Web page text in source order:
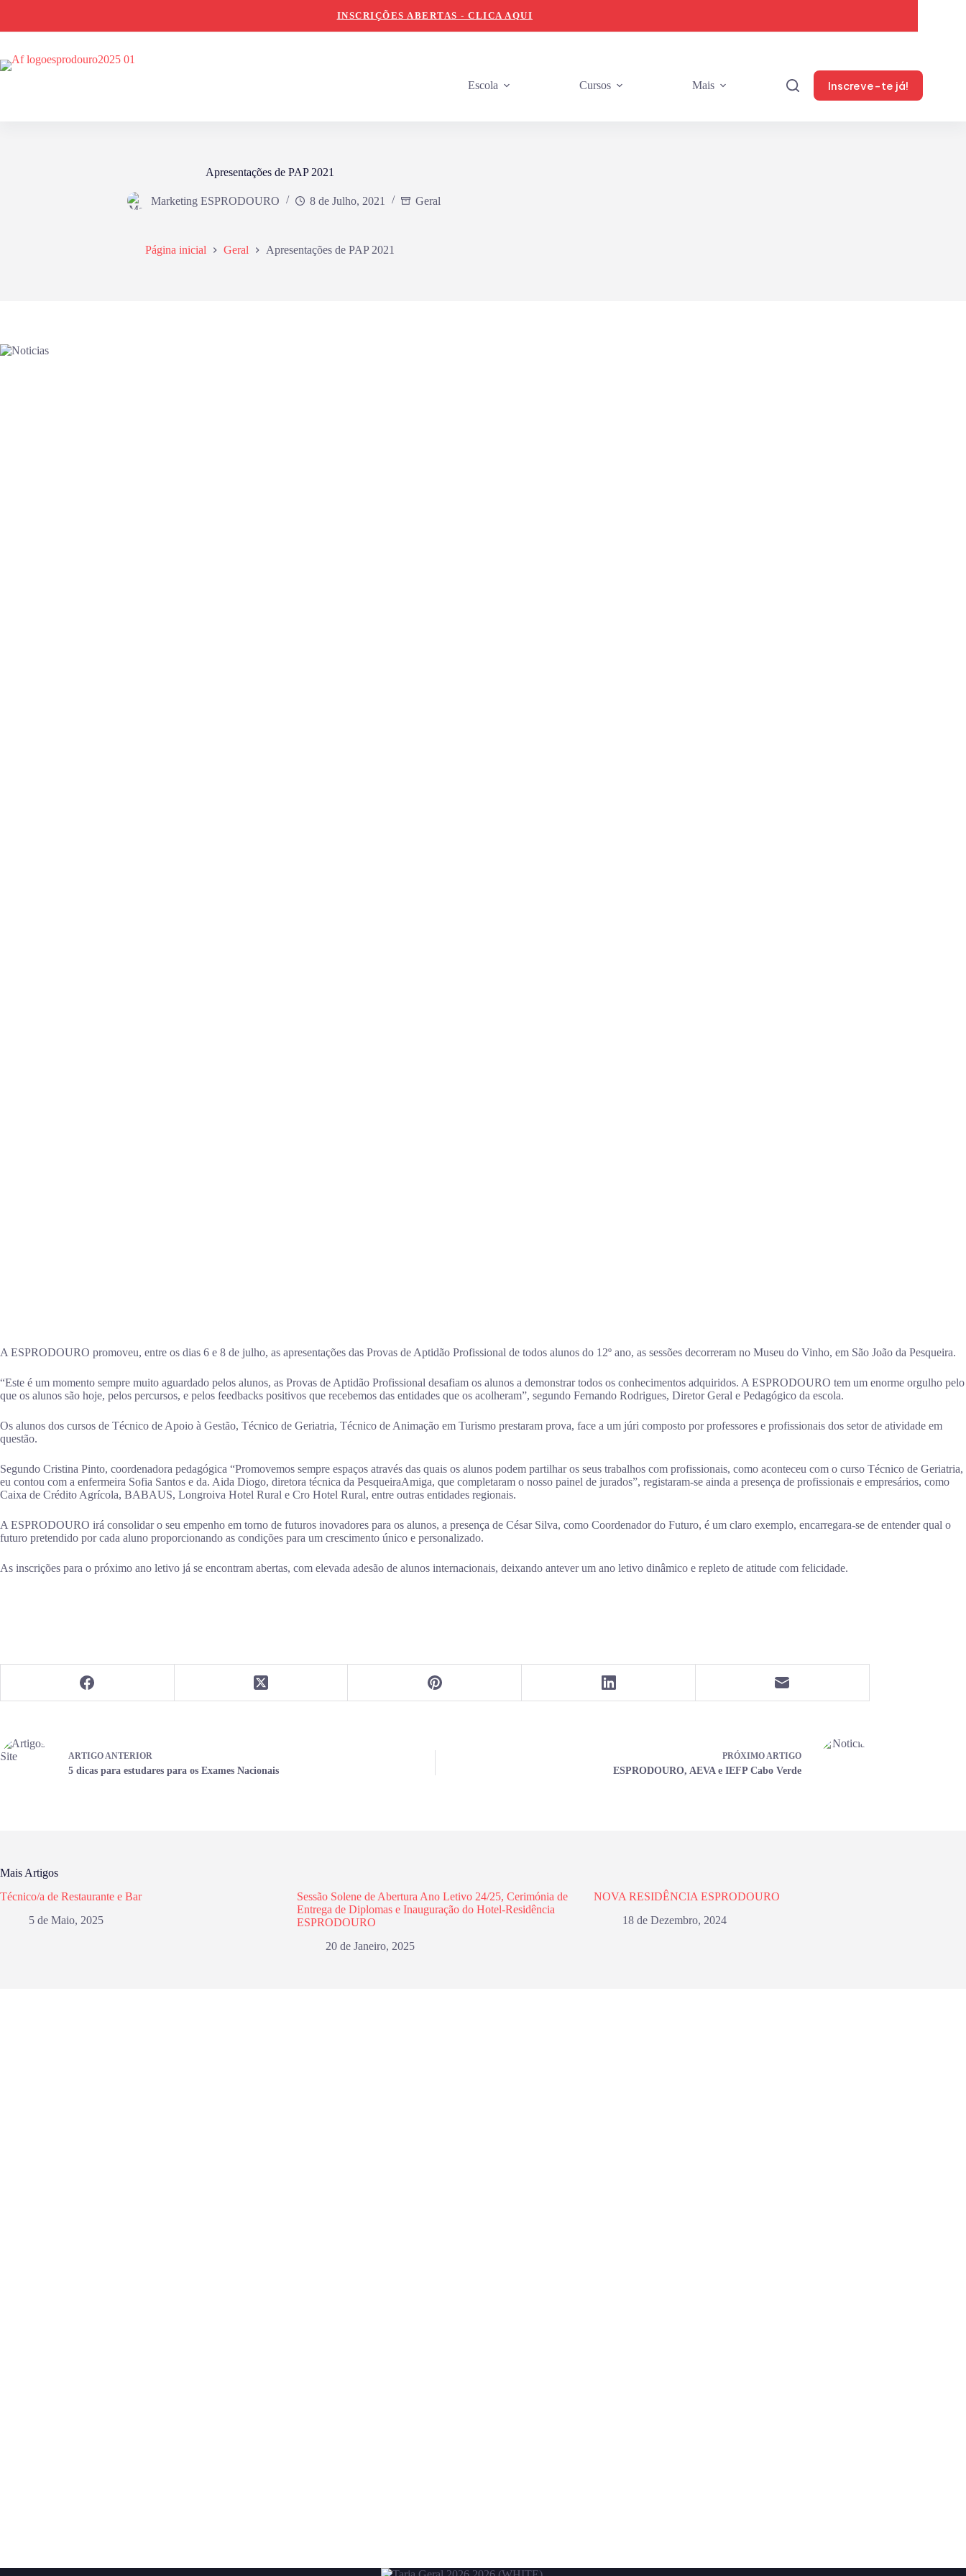
o
INSCRIÇÕES ABERTAS - CLICA AQUI
Escola Cursos Mais Inscreve-te já!
Apresentações de PAP 2021
Marketing ESPRODOURO 8 de Julho, 2021 Geral
Página inicial Geral Apresentações de PAP 2021
A ESPRODOURO promoveu, entre os dias 6 e 8 de julho, as apresentações das Provas de Aptidão Profissional de todos alunos do 12º ano, as sessões decorreram no Museu do Vinho, em São João da Pesqueira.
“Este é um momento sempre muito aguardado pelos alunos, as Provas de Aptidão Profissional desafiam os alunos a demonstrar todos os conhecimentos adquiridos. A ESPRODOURO tem um enorme orgulho pelo
que os alunos são hoje, pelos percursos, e pelos feedbacks positivos que recebemos das entidades que os acolheram”, segundo Fernando Rodrigues, Diretor Geral e Pedagógico da escola.
Os alunos dos cursos de Técnico de Apoio à Gestão, Técnico de Geriatria, Técnico de Animação em Turismo prestaram prova, face a um júri composto por professores e profissionais dos setor de atividade em
questão.
Segundo Cristina Pinto, coordenadora pedagógica “Promovemos sempre espaços através das quais os alunos podem partilhar os seus trabalhos com profissionais, como aconteceu com o curso Técnico de Geriatria,
eu contou com a enfermeira Sofia Santos e da. Aida Diogo, diretora técnica da PesqueiraAmiga, que completaram o nosso painel de jurados”, registaram-se ainda a presença de profissionais e empresários, como
Caixa de Crédito Agrícola, BABAUS, Longroiva Hotel Rural e Cro Hotel Rural, entre outras entidades regionais.
A ESPRODOURO irá consolidar o seu empenho em torno de futuros inovadores para os alunos, a presença de César Silva, como Coordenador do Futuro, é um claro exemplo, encarregara-se de entender qual o
futuro pretendido por cada aluno proporcionando as condições para um crescimento único e personalizado.
As inscrições para o próximo ano letivo já se encontram abertas, com elevada adesão de alunos internacionais, deixando antever um ano letivo dinâmico e repleto de atitude com felicidade.
ARTIGO ANTERIOR
5 dicas para estudares para os Exames Nacionais
PRÓXIMO ARTIGO
ESPRODOURO, AEVA e IEFP Cabo Verde
Mais Artigos
Técnico/a de Restaurante e Bar
5 de Maio, 2025
Sessão Solene de Abertura Ano Letivo 24/25, Cerimónia de
Entrega de Diplomas e Inauguração do Hotel-Residência
ESPRODOURO
20 de Janeiro, 2025
NOVA RESIDÊNCIA ESPRODOURO
18 de Dezembro, 2024